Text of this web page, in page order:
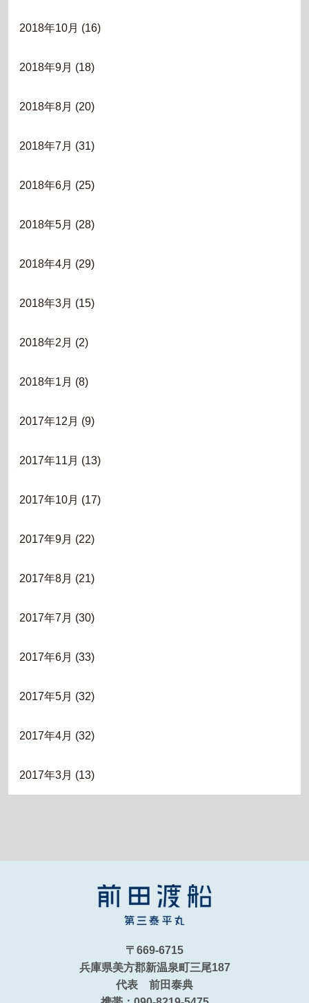
2018年10月 (16)
2018年9月 (18)
2018年8月 (20)
2018年7月 (31)
2018年6月 (25)
2018年5月 (28)
2018年4月 (29)
2018年3月 (15)
2018年2月 (2)
2018年1月 (8)
2017年12月 (9)
2017年11月 (13)
2017年10月 (17)
2017年9月 (22)
2017年8月 (21)
2017年7月 (30)
2017年6月 (33)
2017年5月 (32)
2017年4月 (32)
2017年3月 (13)
〒669-6715
兵庫県美方郡新温泉町三尾187
代表 前田泰典